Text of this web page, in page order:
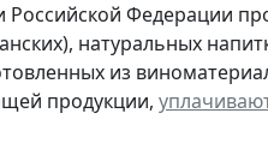
Федерации
натуральных
из
продукции,